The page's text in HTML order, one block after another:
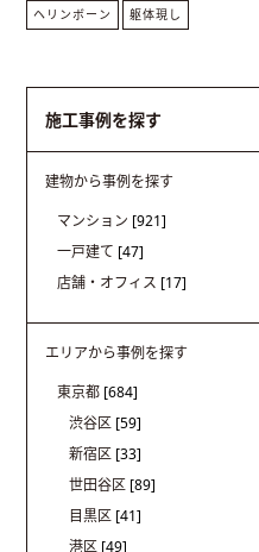
ヘリンボーン 躯体現し
施工事例を探す
建物から事例を探す
マンション [921]
一戸建て [47]
店舗・オフィス [17]
エリアから事例を探す
東京都 [684]
渋谷区 [59]
新宿区 [33]
世田谷区 [89]
目黒区 [41]
港区 [49]